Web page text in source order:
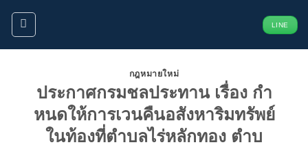
ข้าม
ยัง
LINE
กฎหมายใหม่
ประกาศกรมชลประทาน เรื่อง กํา
หนดให้การเวนคืนอสังหาริมทรัพย์
ในท้องที่ตําบลไร่หลักทอง ตําบ